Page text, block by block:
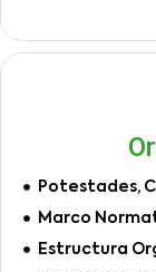
Potestades,
Marco
Estructura